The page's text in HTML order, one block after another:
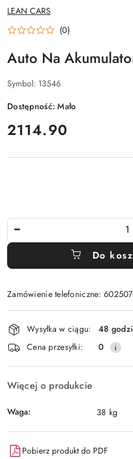
NAZWA
PRODUCENTA:
LEAN CARS
(0)
Auto Na
Symbol: 13546
Dostępność:Mało
cena:
2114.90
Do
Zamówienie telefoniczne:
Dostępność
i
dostawa
Wysyłka w ciągu:
48
Cena przesyłki:
0
Więcej o produkcie
Waga: 38 kg
Pobierz produkt do PDF